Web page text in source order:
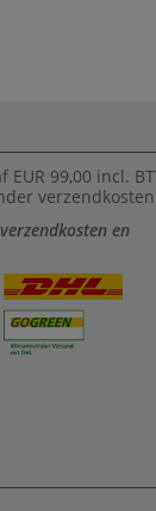
EUR 99,00 incl.
verzendkosten en